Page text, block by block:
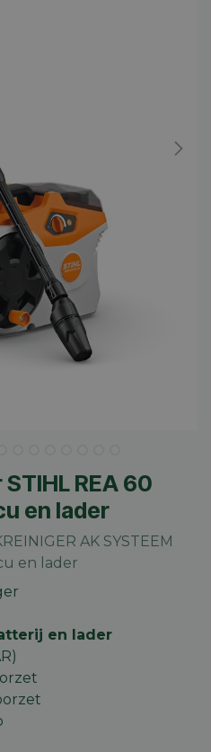
REA 60
en lader
AK SYSTEEM
en lader
en lader